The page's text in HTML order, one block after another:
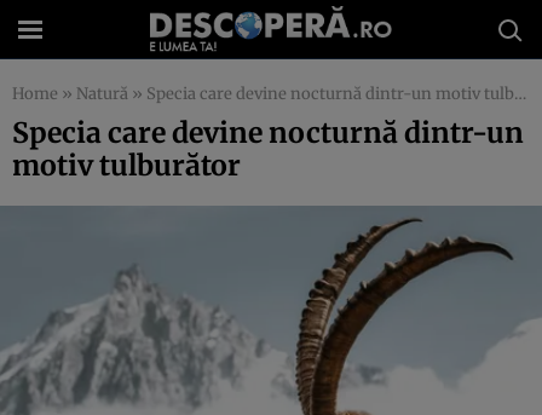
Home » Natură » Specia care devine nocturnă dintr-un motiv tulburător
Specia care devine nocturnă dintr-un
motiv tulburător